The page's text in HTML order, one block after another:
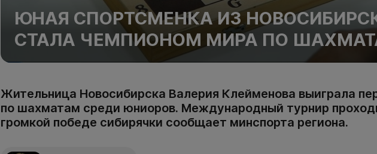
ЮНАЯ СПОРТСМЕНКА ИЗ
СТАЛА ЧЕМПИОНОМ МИРА ПО
Жительница Новосибирска Валерия Клейменова выиграла
по шахматам среди юниоров. Международный турнир
громкой победе сибирячки сообщает минспорта региона.